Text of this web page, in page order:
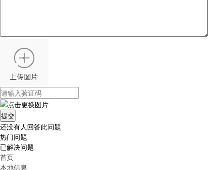
还没有人回答此问题
热门问题
已解决问题
首页
本地信息